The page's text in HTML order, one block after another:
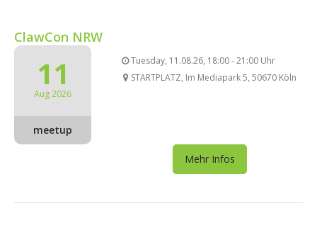
ClawCon NRW
11
Aug 2026
meetup
Tuesday, 11.08.26, 18:00 - 21:00 Uhr
STARTPLATZ, Im Mediapark 5, 50670 Köln
Mehr Infos